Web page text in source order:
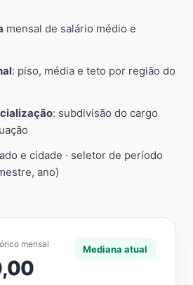
mensal de salário médio e
: piso, média e teto por região do
: subdivisão do cargo
e cidade · seletor de período
ano)
mensal Mediana atual